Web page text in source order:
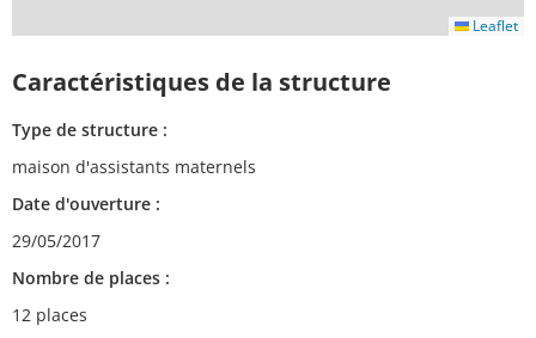
Leaflet
Caractéristiques de la structure
Type de structure :
maison d'assistants maternels
Date d'ouverture :
29/05/2017
Nombre de places :
12 places